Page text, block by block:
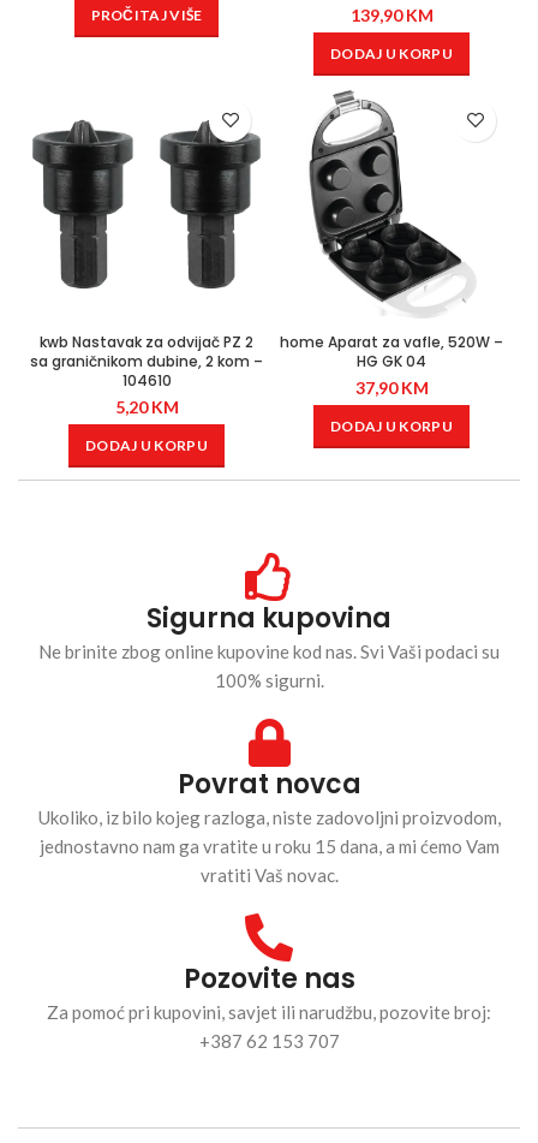
PROČITAJ VIŠE
139,90KM
DODAJ U KORPU
kwb Nastavak za odvijač PZ 2
sa graničnikom dubine, 2 kom –
104610
5,20KM
DODAJ U KORPU
home Aparat za vafle, 520W –
HG GK 04
37,90KM
DODAJ U KORPU
Sigurna kupovina
Ne brinite zbog online kupovine kod nas. Svi Vaši podaci su
100% sigurni.
Povrat novca
Ukoliko, iz bilo kojeg razloga, niste zadovoljni proizvodom,
jednostavno nam ga vratite u roku 15 dana, a mi ćemo Vam
vratiti Vaš novac.
Pozovite nas
Za pomoć pri kupovini, savjet ili narudžbu, pozovite broj:
+387 62 153 707